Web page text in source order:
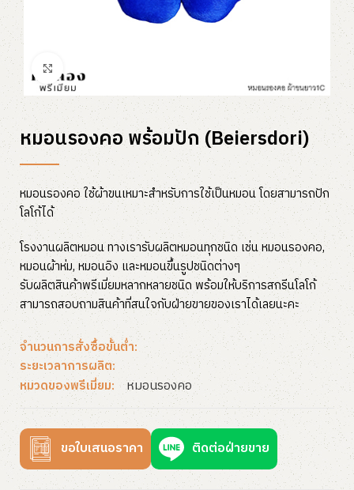
หมอนรองคอ พร้อมปัก (Beiersdori)
หมอนรองคอ ใช้ผ้าขนเหมาะสำหรับการใช้เป็นหมอน โดยสามารถปัก
โลโก้ได้
โรงงานผลิตหมอน ทางเรารับผลิตหมอนทุกชนิด เช่น หมอนรองคอ,
หมอนผ้าห่ม, หมอนอิง และหมอนขึ้นรูปชนิดต่างๆ
รับผลิตสินค้าพรีเมี่ยมหลากหลายชนิด พร้อมให้บริการสกรีนโลโก้
สามารถสอบถามสินค้าที่สนใจกับฝ่ายขายของเราได้เลยนะคะ
จำนวนการสั่งซื้อขั้นต่ำ:
ระยะเวลาการผลิต:
หมวดของพรีเมี่ยม:
หมอนรองคอ
ขอใบเสนอราคา ติดต่อฝ่ายขาย